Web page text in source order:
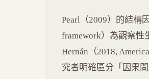
Pearl（2009）的結構
framework）為觀察性
Hernán（2018,
究者明確區分「因果